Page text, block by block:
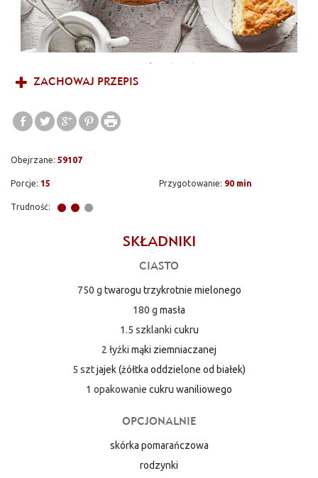
Przepis na ten sernik od lat jest w mojej rodzinie dlatego jest
pewniakiem jeśli chodzi o jego zrobienie. wyjdzie na 100%
gwarantuję :) Jak go zrobić? Żółtka utrzeć z cukrem na puszystą
masę. Stopniowo dodawać masło, cukier waniliowy, mąkę
ziemniaczaną. Do gotowej masy partiami dodawać twaróg.
Miksować do otrzymania jednolitej, gładkiej masy.
ZACHOWAJ PRZEPIS
Obejrzane: 59107
Porcje: 15 Przygotowanie: 90 min
Trudność:
SKŁADNIKI
CIASTO
750 g twarogu trzykrotnie mielonego
180 g masła
1.5 szklanki cukru
2 łyżki mąki ziemniaczanej
5 sztjajek (żółtka oddzielone od białek)
1 opakowanie cukru waniliowego
OPCJONALNIE
skórka pomarańczowa
rodzynki